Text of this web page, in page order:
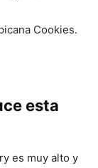
Cookies.
esta
es muy alto y